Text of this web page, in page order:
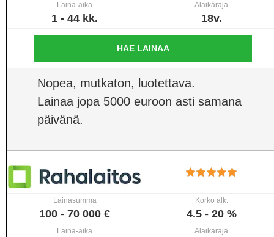
Laina-aika
1 - 44 kk.
Alaikäraja
18v.
HAE LAINAA
Nopea, mutkaton, luotettava.
Lainaa jopa 5000 euroon asti samana
päivänä.
Lainasumma
100 - 70 000 €
Korko alk.
4.5 - 20 %
Laina-aika Alaikäraja